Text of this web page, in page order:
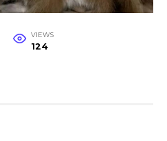
VIEWS
124